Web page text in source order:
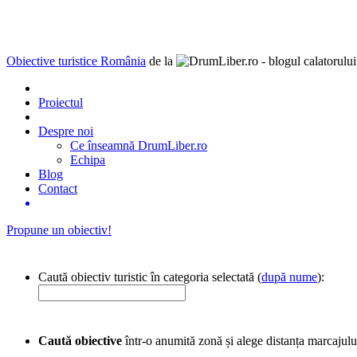
Obiective turistice România de la
Proiectul
Despre noi
Ce înseamnă DrumLiber.ro
Echipa
Blog
Contact
Propune un obiectiv!
Caută obiectiv turistic în categoria selectată (după nume):
Caută obiectiveîntr-o anumită zonă și alege distanța